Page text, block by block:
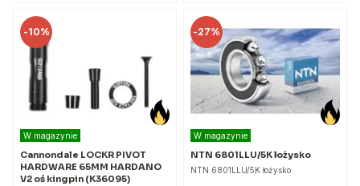
-10%
W magazynie
Cannondale LOCKR PIVOT
HARDWARE 65MM HARDANO
V2 oś kingpin (K36095)
-27%
W magazynie
NTN 6801LLU/5K łożysko
NTN 6801LLU/5K łożysko